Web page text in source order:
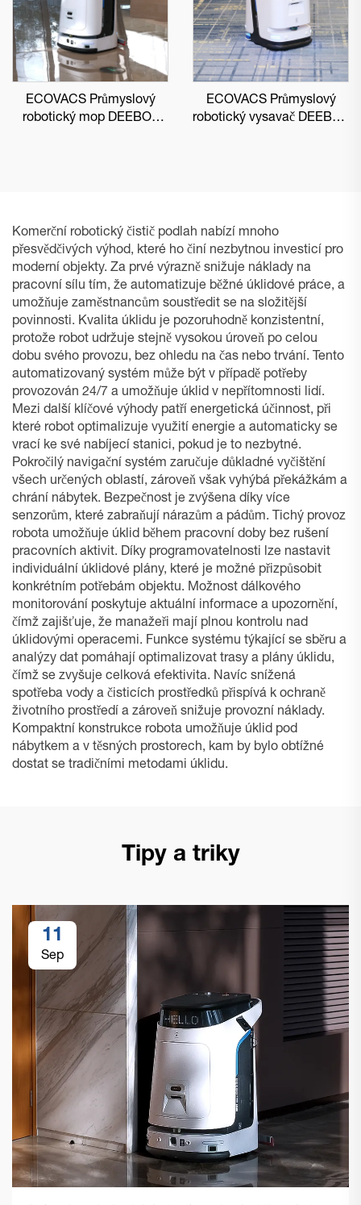
ECOVACS Průmyslový
robotický mop DEEBOT
ECOVACS Průmyslový
robotický vysavač DEEBOT
Komerční robotický čistič podlah nabízí mnoho
přesvědčivých výhod, které ho činí nezbytnou investicí pro
moderní objekty. Za prvé výrazně snižuje náklady na
pracovní sílu tím, že automatizuje běžné úklidové práce, a
umožňuje zaměstnancům soustředit se na složitější
povinnosti. Kvalita úklidu je pozoruhodně konzistentní,
protože robot udržuje stejně vysokou úroveň po celou
dobu svého provozu, bez ohledu na čas nebo trvání. Tento
automatizovaný systém může být v případě potřeby
provozován 24/7 a umožňuje úklid v nepřítomnosti lidí.
Mezi další klíčové výhody patří energetická účinnost, při
které robot optimalizuje využití energie a automaticky se
vrací ke své nabíjecí stanici, pokud je to nezbytné.
Pokročilý navigační systém zaručuje důkladné vyčištění
všech určených oblastí, zároveň však vyhýbá překážkám a
chrání nábytek. Bezpečnost je zvýšena díky více
senzorům, které zabraňují nárazům a pádům. Tichý provoz
robota umožňuje úklid během pracovní doby bez rušení
pracovních aktivit. Díky programovatelnosti lze nastavit
individuální úklidové plány, které je možné přizpůsobit
konkrétním potřebám objektu. Možnost dálkového
monitorování poskytuje aktuální informace a upozornění,
čímž zajišťuje, že manažeři mají plnou kontrolu nad
úklidovými operacemi. Funkce systému týkající se sběru a
analýzy dat pomáhají optimalizovat trasy a plány úklidu,
čímž se zvyšuje celková efektivita. Navíc snížená
spotřeba vody a čisticích prostředků přispívá k ochraně
životního prostředí a zároveň snižuje provozní náklady.
Kompaktní konstrukce robota umožňuje úklid pod
nábytkem a v těsných prostorech, kam by bylo obtížné
dostat se tradičními metodami úklidu.
Tipy a triky
11
Sep